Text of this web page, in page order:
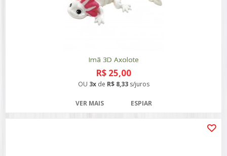
Imã 3D Axolote
R$ 25,00
OU 3xde R$ 8,33s/juros
VER MAIS ESPIAR